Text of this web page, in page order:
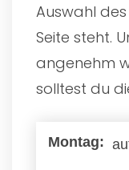
Auswahl
Seite steht.
angenehm
solltest du